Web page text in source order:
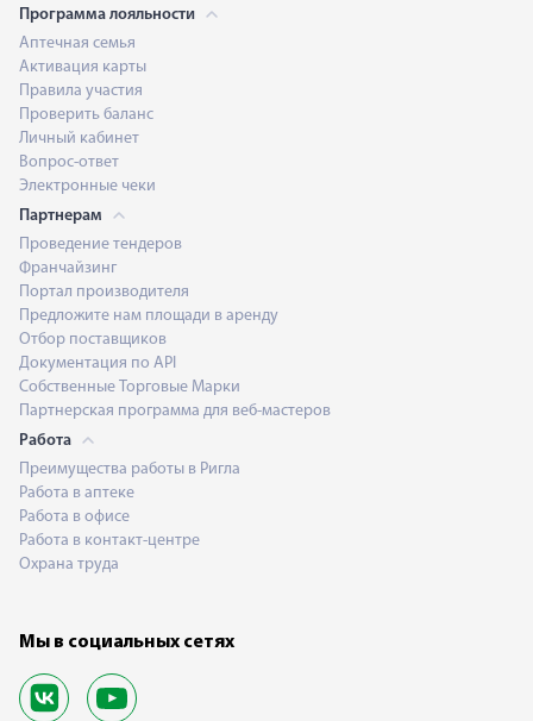
Программа лояльности
Аптечная семья
Активация карты
Правила участия
Проверить баланс
Личный кабинет
Вопрос-ответ
Электронные чеки
Партнерам
Проведение тендеров
Франчайзинг
Портал производителя
Предложите нам площади в аренду
Отбор поставщиков
Документация по API
Собственные Торговые Марки
Партнерская программа для веб-мастеров
Работа
Преимущества работы в Ригла
Работа в аптеке
Работа в офисе
Работа в контакт-центре
Охрана труда
Мы в социальных сетях